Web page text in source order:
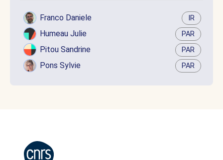
Franco Daniele IR
Humeau Julie PAR
Pitou Sandrine PAR
Pons Sylvie PAR